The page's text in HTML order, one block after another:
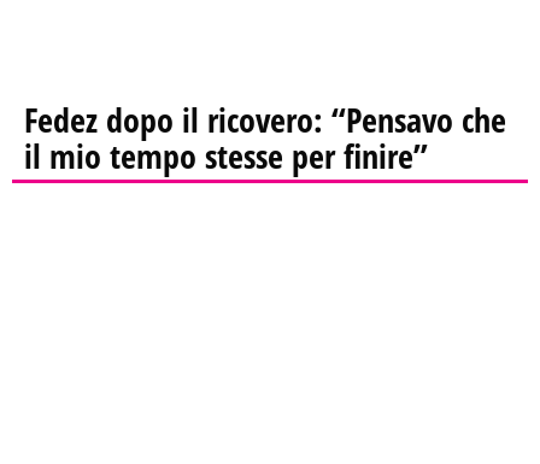
Fedez dopo il ricovero: “Pensavo che
il mio tempo stesse per finire”